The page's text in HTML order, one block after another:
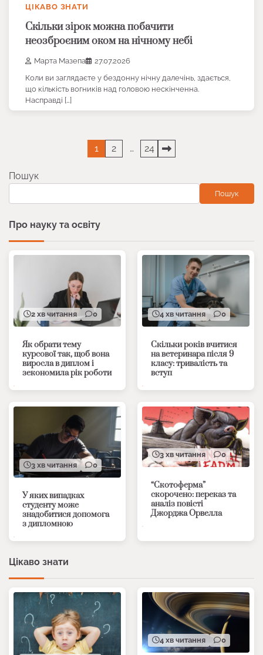
ЦІКАВО ЗНАТИ
Скільки зірок можна побачити
неозброєним оком на нічному небі
Марта Мазепа
27.07.2026
Коли ви заглядаєте у бездонну нічну далечінь, здається,
що кількість вогників над головою нескінченна.
Насправді […]
записів
1 2 … 24
Пошук
Пошук
Про науку та освіту
2 хв читання 0
Як обрати тему
курсової так, щоб вона
виросла в диплом і
зекономила рік роботи
4 хв читання 0
Скільки років вчитися
на ветеринара після 9
класу: тривалість та
вступ
3 хв читання 0
У яких випадках
студенту може
знадобитися допомога
з дипломною
3 хв читання 0
“Скотоферма”
скорочено: переказ та
аналіз повісті
Джорджа Орвелла
Цікаво знати
4 хв читання 0